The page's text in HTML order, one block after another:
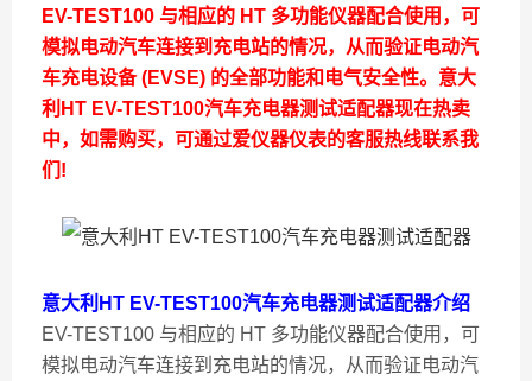
EV-TEST100 与相应的 HT 多功能仪器配合使用，可
模拟电动汽车连接到充电站的情况，从而验证电动汽
车充电设备 (EVSE) 的全部功能和电气安全性。 意大
利HT EV-TEST100汽车充电器测试适配器现在热卖
中，如需购买，可通过爱仪器仪表的客服热线联系我
们!
意大利HT EV-TEST100汽车充电器测试适配器介绍
EV-TEST100 与相应的 HT 多功能仪器配合使用，可
模拟电动汽车连接到充电站的情况，从而验证电动汽